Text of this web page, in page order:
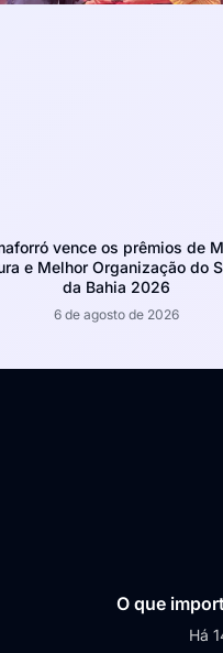
vence os prêmios de
e Melhor Organização do
da Bahia 2026
6 de agosto de 2026
O que
Há